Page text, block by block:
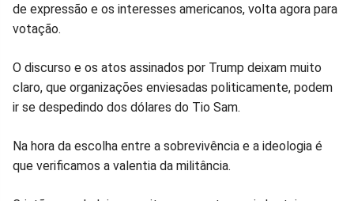
de expressão e os interesses americanos, volta agora para
votação.
O discurso e os atos assinados por Trump deixam muito
claro, que organizações enviesadas politicamente, podem
ir se despedindo dos dólares do Tio Sam.
Na hora da escolha entre a sobrevivência e a ideologia é
que verificamos a valentia da militância.